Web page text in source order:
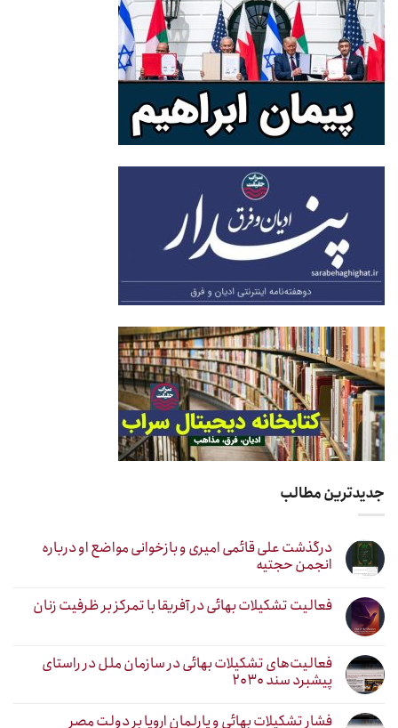
جدیدترین مطالب
درگذشت علی قائمی امیری و بازخوانی مواضع او درباره
انجمن حجتیه
فعالیت تشکیلات بهائی در آفریقا با تمرکز بر ظرفیت زنان
فعالیت‌های تشکیلات بهائی در سازمان ملل در راستای
پیشبرد سند ۲۰۳۰
فشار تشکیلات بهائی و پارلمان اروپا بر دولت مصر